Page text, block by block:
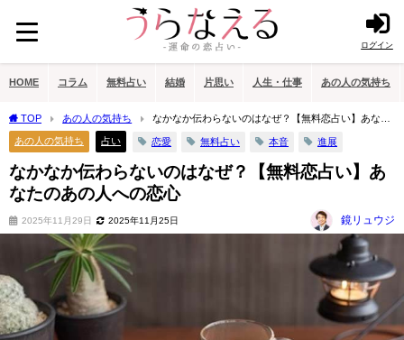
ログイン
HOME コラム 無料占い 結婚 片思い 人生・仕事 あの人の気持ち
TOP あの人の気持ち
なかなか伝わらないのはなぜ？【無料恋占い】あなた
のあの人への恋心
あの人の気持ち 占い 恋愛 無料占い 本音 進展
なかなか伝わらないのはなぜ？【無料恋占い】あ
なたのあの人への恋心
2025年11月29日 2025年11月25日 鏡リュウジ